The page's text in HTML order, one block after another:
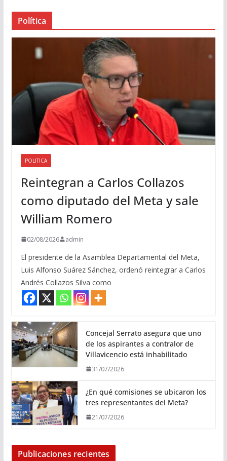
Política
POLITICA
Reintegran a Carlos Collazos
como diputado del Meta y sale
William Romero
02/08/2026 admin
El presidente de la Asamblea Departamental del Meta,
Luis Alfonso Suárez Sánchez, ordenó reintegrar a Carlos
Andrés Collazos Silva como
Concejal Serrato asegura que uno
de los aspirantes a contralor de
Villavicencio está inhabilitado
31/07/2026
¿En qué comisiones se ubicaron los
tres representantes del Meta?
21/07/2026
Publicaciones recientes